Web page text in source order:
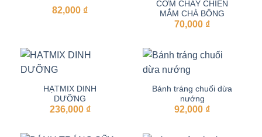
82,000 ₫
CƠM CHÁY CHIÊN
MẮM CHÀ BÔNG
70,000 ₫
HẠTMIX DINH
DƯỠNG
236,000 ₫
Bánh tráng chuối dừa
nướng
92,000 ₫